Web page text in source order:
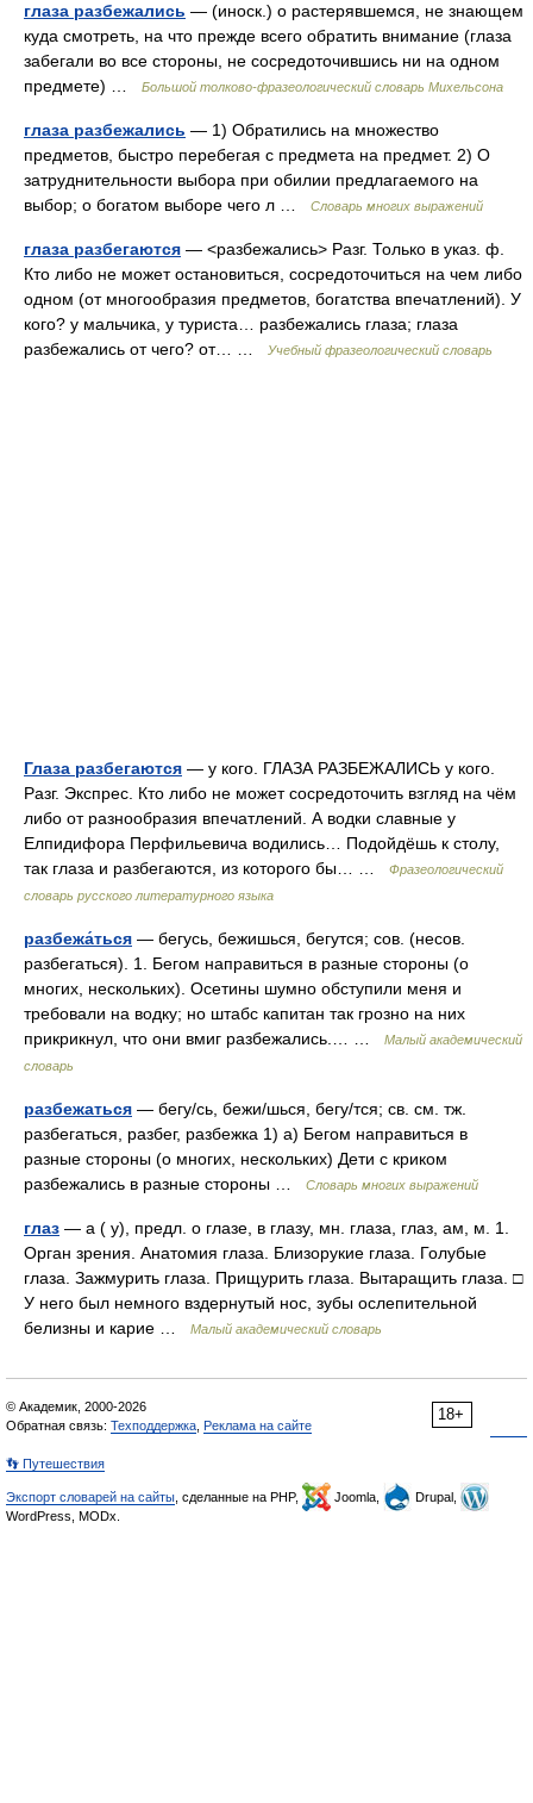
глаза разбежались — (иноск.) о растерявшемся, не знающем
куда смотреть, на что прежде всего обратить внимание (глаза
забегали во все стороны, не сосредоточившись ни на одном
предмете) …
Большой толково-фразеологический словарь Михельсона
глаза разбежались — 1) Обратились на множество
предметов, быстро перебегая с предмета на предмет. 2) О
затруднительности выбора при обилии предлагаемого на
выбор; о богатом выборе чего л …
Словарь многих выражений
глаза разбегаются — <разбежались> Разг. Только в указ. ф.
Кто либо не может остановиться, сосредоточиться на чем либо
одном (от многообразия предметов, богатства впечатлений). У
кого? у мальчика, у туриста… разбежались глаза; глаза
разбежались от чего? от… …
Учебный фразеологический словарь
Глаза разбегаются — у кого. ГЛАЗА РАЗБЕЖАЛИСЬ у кого.
Разг. Экспрес. Кто либо не может сосредоточить взгляд на чём
либо от разнообразия впечатлений. А водки славные у
Елпидифора Перфильевича водились… Подойдёшь к столу,
так глаза и разбегаются, из которого бы… …
Фразеологический
словарь русского литературного языка
разбежа́ться — бегусь, бежишься, бегутся; сов. (несов.
разбегаться). 1. Бегом направиться в разные стороны (о
многих, нескольких). Осетины шумно обступили меня и
требовали на водку; но штабс капитан так грозно на них
прикрикнул, что они вмиг разбежались.… …
Малый академический
словарь
разбежаться — бегу/сь, бежи/шься, бегу/тся; св. см. тж.
разбегаться, разбег, разбежка 1) а) Бегом направиться в
разные стороны (о многих, нескольких) Дети с криком
разбежались в разные стороны …
Словарь многих выражений
глаз — а ( у), предл. о глазе, в глазу, мн. глаза, глаз, ам, м. 1.
Орган зрения. Анатомия глаза. Близорукие глаза. Голубые
глаза. Зажмурить глаза. Прищурить глаза. Вытаращить глаза. □
У него был немного вздернутый нос, зубы ослепительной
белизны и карие …
Малый академический словарь
18+
© Академик, 2000-2026
Обратная связь: Техподдержка Реклама на сайте
👣 Путешествия
Экспорт словарей на сайты , сделанные на PHP, Joomla,
Drupal,
WordPress, MODx.